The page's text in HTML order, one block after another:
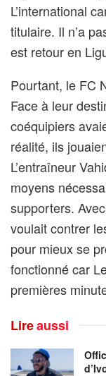
L’international
titulaire. Il n’a
est retour en
Pourtant, le FC
Face à leur
coéquipiers
réalité, ils
L’entraîneur
moyens
supporters.
voulait contrer
pour mieux se
fonctionné car
premières
Lireaussi